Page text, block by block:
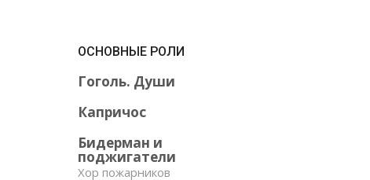
ОСНОВНЫЕ РОЛИ
Гоголь. Души
Капричос
Бидерман и
поджигатели
Хор пожарников